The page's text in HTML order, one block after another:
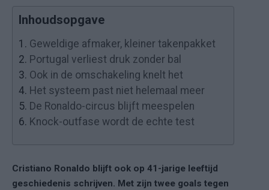
Inhoudsopgave
1. Geweldige afmaker, kleiner takenpakket
2. Portugal verliest druk zonder bal
3. Ook in de omschakeling knelt het
4. Het systeem past niet helemaal meer
5. De Ronaldo-circus blijft meespelen
6. Knock-outfase wordt de echte test
Cristiano Ronaldo blijft ook op 41-jarige leeftijd
geschiedenis schrijven. Met zijn twee goals tegen